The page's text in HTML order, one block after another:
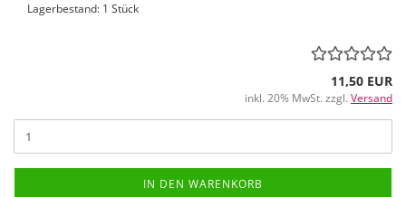
Lagerbestand: 1 Stück
11,50 EUR
inkl. 20% MwSt. zzgl. Versand
IN DEN WARENKORB